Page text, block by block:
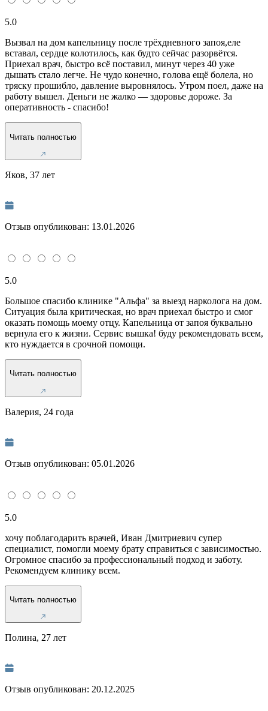
5.0
Вызвал на дом капельницу после трёхдневного запоя,еле
вставал, сердце колотилось, как будто сейчас разорвётся.
Приехал врач, быстро всё поставил, минут через 40 уже
дышать стало легче. Не чудо конечно, голова ещё болела, но
тряску прошибло, давление выровнялось. Утром поел, даже на
работу вышел. Деньги не жалко — здоровье дороже. За
оперативность - спасибо!
Читать полностью
Яков, 37 лет
Отзыв опубликован: 13.01.2026
5.0
Большое спасибо клинике "Альфа" за выезд нарколога на дом.
Ситуация была критическая, но врач приехал быстро и смог
оказать помощь моему отцу. Капельница от запоя буквально
вернула его к жизни. Сервис вышка! буду рекомендовать всем,
кто нуждается в срочной помощи.
Читать полностью
Валерия, 24 года
Отзыв опубликован: 05.01.2026
5.0
хочу поблагодарить врачей, Иван Дмитриевич супер
специалист, помогли моему брату справиться с зависимостью.
Огромное спасибо за профессиональный подход и заботу.
Рекомендуем клинику всем.
Читать полностью
Полина, 27 лет
Отзыв опубликован: 20.12.2025